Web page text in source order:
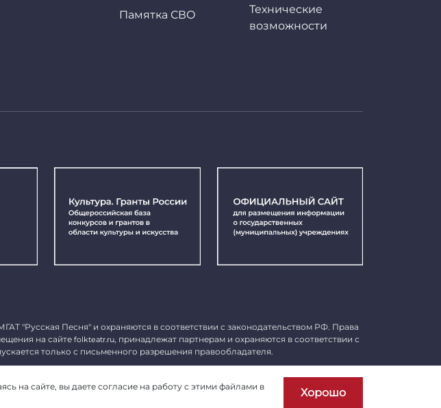
Памятка СВО
Технические
возможности
"Русская Песня" и охраняются в соответствии с законодательством РФ. Права
на сайте folkteatr.ru, принадлежат партнерам и охраняются в соответствии с
только с письменного разрешения правообладателя.
Пользовательское соглашение
на сайте, вы даете согласие на работу с этими файлами в
Хорошо